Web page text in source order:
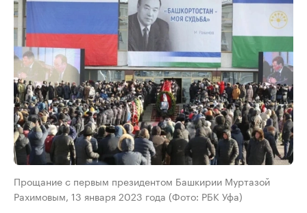
Прощание с первым президентом Башкирии Муртазой
Рахимовым, 13 января 2023 года (Фото: РБК Уфа)